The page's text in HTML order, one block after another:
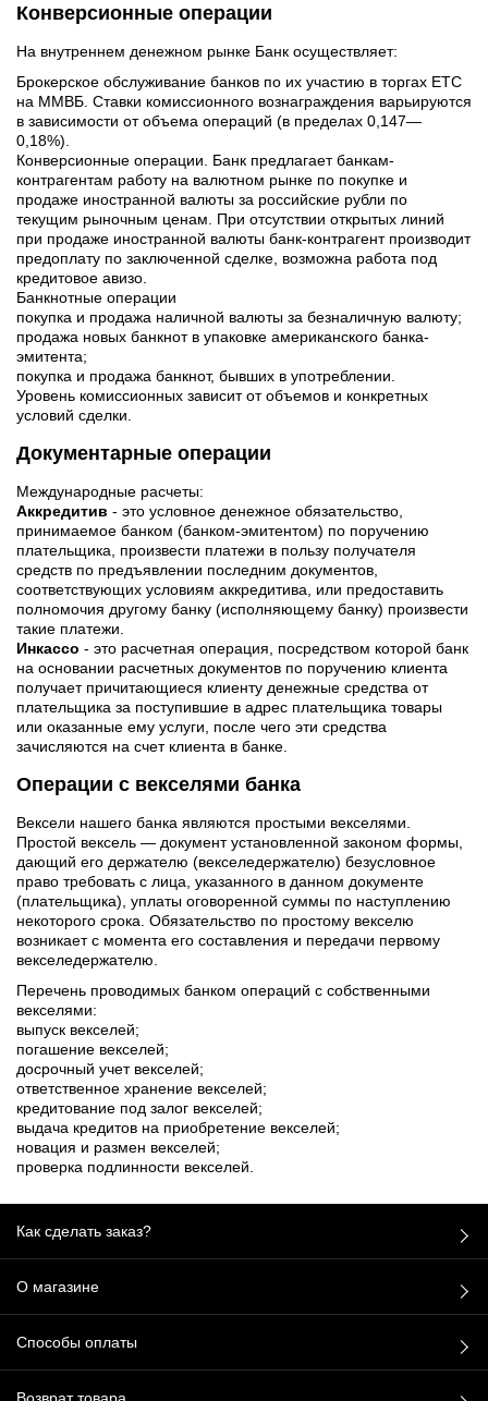
Конверсионные операции
На внутреннем денежном рынке Банк осуществляет:
Брокерское обслуживание банков по их участию в торгах ЕТС
на ММВБ. Ставки комиссионного вознаграждения варьируются
в зависимости от объема операций (в пределах 0,147—
0,18%).
Конверсионные операции. Банк предлагает банкам-
контрагентам работу на валютном рынке по покупке и
продаже иностранной валюты за российские рубли по
текущим рыночным ценам. При отсутствии открытых линий
при продаже иностранной валюты банк-контрагент производит
предоплату по заключенной сделке, возможна работа под
кредитовое авизо.
Банкнотные операции
покупка и продажа наличной валюты за безналичную валюту;
продажа новых банкнот в упаковке американского банка-
эмитента;
покупка и продажа банкнот, бывших в употреблении.
Уровень комиссионных зависит от объемов и конкретных
условий сделки.
Документарные операции
Международные расчеты:
Аккредитив - это условное денежное обязательство,
принимаемое банком (банком-эмитентом) по поручению
плательщика, произвести платежи в пользу получателя
средств по предъявлении последним документов,
соответствующих условиям аккредитива, или предоставить
полномочия другому банку (исполняющему банку) произвести
такие платежи.
Инкассо - это расчетная операция, посредством которой банк
на основании расчетных документов по поручению клиента
получает причитающиеся клиенту денежные средства от
плательщика за поступившие в адрес плательщика товары
или оказанные ему услуги, после чего эти средства
зачисляются на счет клиента в банке.
Операции с векселями банка
Вексели нашего банка являются простыми векселями.
Простой вексель — документ установленной законом формы,
дающий его держателю (векселедержателю) безусловное
право требовать с лица, указанного в данном документе
(плательщика), уплаты оговоренной суммы по наступлению
некоторого срока. Обязательство по простому векселю
возникает с момента его составления и передачи первому
векселедержателю.
Перечень проводимых банком операций с собственными
векселями:
выпуск векселей;
погашение векселей;
досрочный учет векселей;
ответственное хранение векселей;
кредитование под залог векселей;
выдача кредитов на приобретение векселей;
новация и размен векселей;
проверка подлинности векселей.
Как сделать заказ?
О магазине
Способы оплаты